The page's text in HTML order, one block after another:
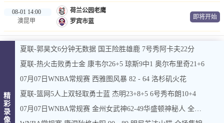
08-01 14:00
澳昆甲
荷兰公园老鹰
罗宾市蓝
即将开始
精
彩
录
像
夏联-郭昊文6分钟无数据 国王险胜雄鹿 7号秀阿卡夫22分
夏联-热火击败勇士金 康韦尔26+5 琼斯9中1 奥尔布里奇21+6
07月07日WNBA常规赛 西雅图风暴 82 - 64 洛杉矶火花
夏联-篮网5人上双轻取勇士蓝 杰明23+8+5 6号秀布朗10+4
07月07日WNBA常规赛 金州女武神62-49华盛顿神秘人 全场集锦